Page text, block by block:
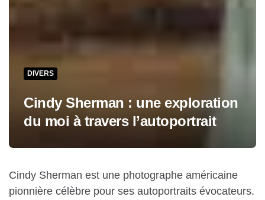
DIVERS
Cindy Sherman : une exploration
du moi à travers l’autoportrait
Cindy Sherman est une photographe américaine
pionnière célèbre pour ses autoportraits évocateurs.